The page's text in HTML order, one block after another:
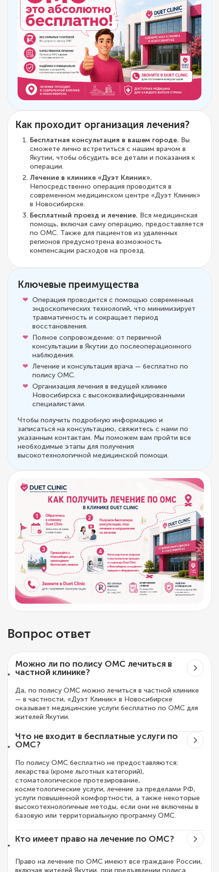
Как проходит организация лечения?
Бесплатная консультация в вашем городе. Вы
сможете лично встретиться с нашим врачом в
Якутии, чтобы обсудить все детали и показания к
операции.
Лечение в клинике «Дуэт Клиник».
Непосредственно операция проводится в
современном медицинском центре «Дуэт Клиник»
в Новосибирске.
Бесплатный проезд и лечение. Вся медицинская
помощь, включая саму операцию, предоставляется
по ОМС. Также для пациентов из удаленных
регионов предусмотрена возможность
компенсации расходов на проезд.
Ключевые преимущества
Операция проводится с помощью современных
эндоскопических технологий, что минимизирует
травматичность и сокращает период
восстановления.
Полное сопровождение: от первичной
консультации в Якутии до послеоперационного
наблюдения.
Лечение и консультация врача — бесплатно по
полису ОМС.
Организация лечения в ведущей клинике
Новосибирска с высококвалифицированными
специалистами.
Чтобы получить подробную информацию и
записаться на консультацию, свяжитесь с нами по
указанным контактам. Мы поможем вам пройти все
необходимые этапы для получения
высокотехнологичной медицинской помощи.
Вопрос ответ
Можно ли по полису ОМС лечиться в
частной клинике?
Да, по полису ОМС можно лечиться в частной клинике
— в частности, «Дуэт Клиник» в Новосибирске
оказывает медицинские услуги бесплатно по ОМС для
жителей Якутии.
Что не входит в бесплатные услуги по
ОМС?
По полису ОМС бесплатно не предоставляются:
лекарства (кроме льготных категорий),
стоматологическое протезирование,
косметологические услуги, лечение за пределами РФ,
услуги повышенной комфортности, а также некоторые
высокотехнологичные методы, если они не включены в
базовую или территориальную программу ОМС.
Кто имеет право на лечение по ОМС?
Право на лечение по ОМС имеют все граждане России,